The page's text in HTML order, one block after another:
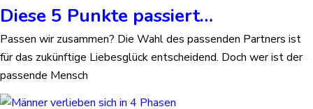
Diese 5 Punkte passiert…
Passen wir zusammen? Die Wahl des passenden Partners ist
für das zukünftige Liebesglück entscheidend. Doch wer ist der
passende Mensch